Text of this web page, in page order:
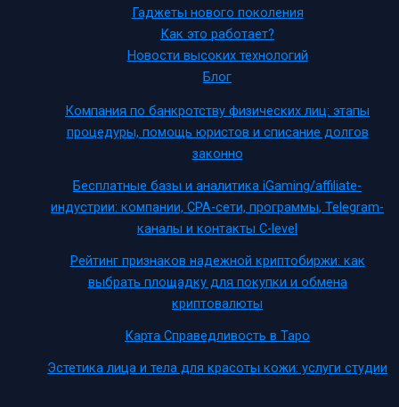
Гаджеты нового поколения
Как это работает?
Новости высоких технологий
Блог
Компания по банкротству физических лиц: этапы
процедуры, помощь юристов и списание долгов
законно
Бесплатные базы и аналитика iGaming/affiliate-
индустрии: компании, CPA-сети, программы, Telegram-
каналы и контакты C-level
Рейтинг признаков надежной криптобиржи: как
выбрать площадку для покупки и обмена
криптовалюты
Карта Справедливость в Таро
Эстетика лица и тела для красоты кожи: услуги студии